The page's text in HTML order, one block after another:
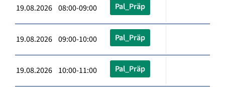
19.08.2026 08:00-09:00 Pal_Präp
19.08.2026 09:00-10:00 Pal_Präp
19.08.2026 10:00-11:00 Pal_Präp